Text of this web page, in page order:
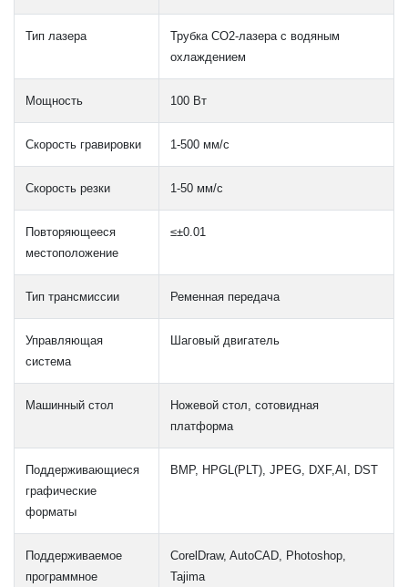
Тип лазера
Трубка CO2-лазера с водяным
охлаждением
Мощность 100 Вт
Скорость гравировки 1-500 мм/с
Скорость резки 1-50 мм/с
Повторяющееся
местоположение
≤±0.01
Тип трансмиссии Ременная передача
Управляющая
система
Шаговый двигатель
Машинный стол
Ножевой стол, сотовидная
платформа
Поддерживающиеся
графические
форматы
BMP, HPGL(PLT), JPEG, DXF,AI, DST
Поддерживаемое
программное
CorelDraw, AutoCAD, Photoshop,
Tajima